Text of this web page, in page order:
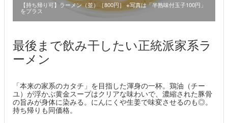
【持ち帰り可】ラーメン（並）［800円］ ※写真は「半熟味付玉子100円」
をプラス
最後まで飲み干したい正統派家系ラ
ーメン
「本来の家系のカタチ」を目指した渾身の一杯。鶏油（チー
ユ）が浮かぶ黄金スープはクリアな味わいで、濃縮された豚骨
の旨みが身体に染みる。にんにくや生姜で味変させるのも◎。
持ち帰りも同価格。